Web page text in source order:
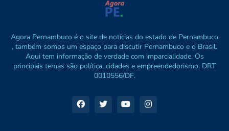
Agora Pernambuco é o site de notícias do estado de Pernambuco
, também somos um espaço para discutir Pernambuco e o Brasil.
Aqui tem informação de verdade com imparcialidade. Os
principais temas são política, cidades e empreendedorismo. DRT
0010556/DF.